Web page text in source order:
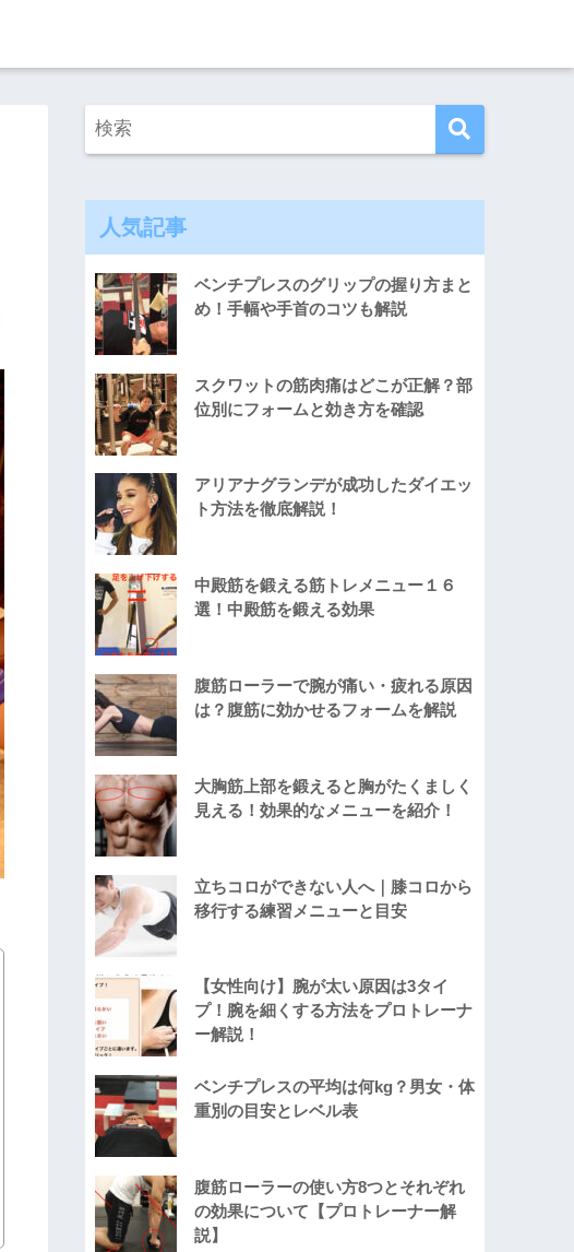
人気記事
ベンチプレスのグリップの握り方まと
め！手幅や手首のコツも解説
スクワットの筋肉痛はどこが正解？部
位別にフォームと効き方を確認
アリアナグランデが成功したダイエッ
ト方法を徹底解説！
中殿筋を鍛える筋トレメニュー１６
選！中殿筋を鍛える効果
腹筋ローラーで腕が痛い・疲れる原因
は？腹筋に効かせるフォームを解説
大胸筋上部を鍛えると胸がたくましく
見える！効果的なメニューを紹介！
立ちコロができない人へ｜膝コロから
移行する練習メニューと目安
【女性向け】腕が太い原因は3タイ
プ！腕を細くする方法をプロトレーナ
ー解説！
ベンチプレスの平均は何kg？男女・体
重別の目安とレベル表
腹筋ローラーの使い方8つとそれぞれ
の効果について【プロトレーナー解
説】